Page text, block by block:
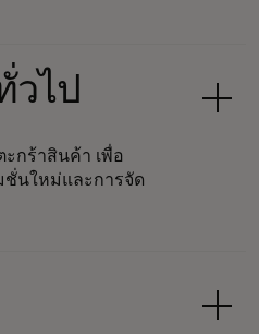
วไป
กร้าสินค้า เพื่อ
ชั่นใหม่และการจัด